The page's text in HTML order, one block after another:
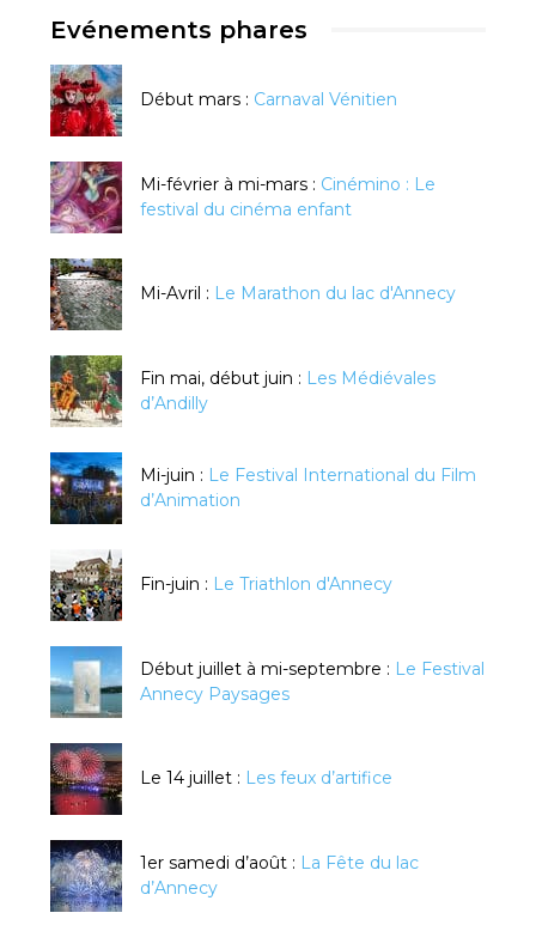
Evénements phares
Début mars : Carnaval Vénitien
Mi-février à mi-mars : Cinémino : Le
festival du cinéma enfant
Mi-Avril : Le Marathon du lac d'Annecy
Fin mai, début juin : Les Médiévales
d’Andilly
Mi-juin : Le Festival International du Film
d’Animation
Fin-juin : Le Triathlon d'Annecy
Début juillet à mi-septembre : Le Festival
Annecy Paysages
Le 14 juillet : Les feux d’artifice
1er samedi d’août : La Fête du lac
d’Annecy